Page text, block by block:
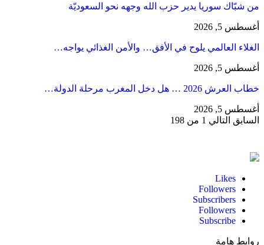
من شبّاك سوريا يدير حزب الله وجهه نحو السعوديّة
أغسطس 5, 2026
الغلاء العالمي يلوح في الأفق… والأمن الغذائي يواجه…
أغسطس 5, 2026
خطاب العرش 2026 … هل دخل المغرب مرحلة الدولة…
أغسطس 5, 2026
السابق التالي 1 من 198
Likes
Followers
Subscribers
Followers
Subscribe
روابط هامة